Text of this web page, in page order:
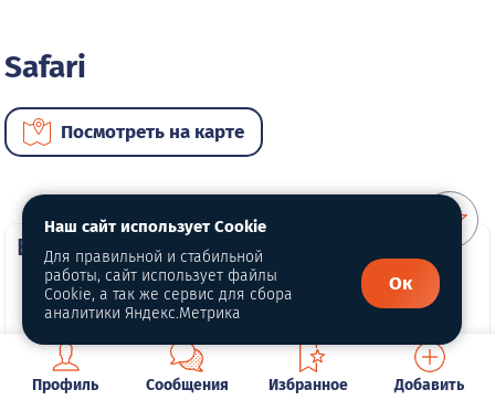
Safari
Посмотреть на карте
ВИП автомобили
Профиль Сообщения Избранное Добавить
Наш сайт использует Cookie
Для правильной и стабильной
работы, сайт использует файлы
Cookie, а так же сервис для сбора
аналитики Яндекс.Метрика
Ок